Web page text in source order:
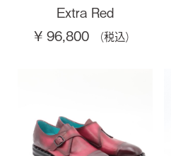
Extra Red
¥ 96,800